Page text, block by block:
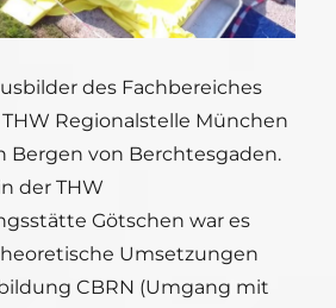
des Fachbereiches
Regionalstelle München
Bergen von Berchtesgaden.
der THW
Götschen war es
Umsetzungen
CBRN (Umgang mit